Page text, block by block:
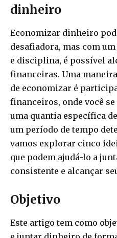
dinheiro
Economizar dinheiro
desafiadora, mas com
e disciplina, é possível
financeiras. Uma
de economizar é
financeiros, onde você
uma quantia específica
um período de tempo
vamos explorar cinco
que podem ajudá-lo a
consistente e alcançar
Objetivo
Este artigo tem como